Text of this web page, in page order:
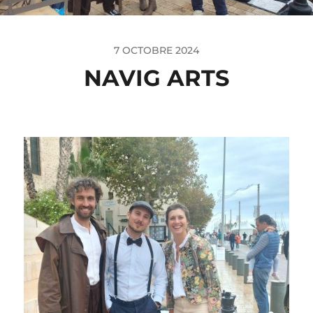
7 OCTOBRE 2024
NAVIG ARTS